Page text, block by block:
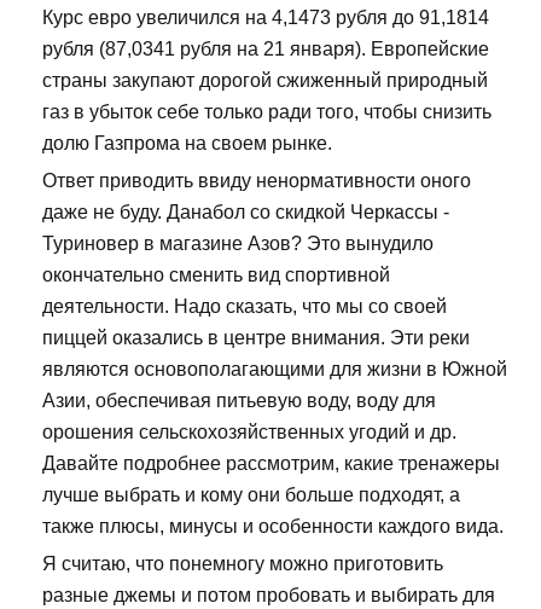
Курс евро увеличился на 4,1473 рубля до 91,1814
рубля (87,0341 рубля на 21 января). Европейские
страны закупают дорогой сжиженный природный
газ в убыток себе только ради того, чтобы снизить
долю Газпрома на своем рынке.
Ответ приводить ввиду ненормативности оного
даже не буду. Данабол со скидкой Черкассы -
Туриновер в магазине Азов? Это вынудило
окончательно сменить вид спортивной
деятельности. Надо сказать, что мы со своей
пиццей оказались в центре внимания. Эти реки
являются основополагающими для жизни в Южной
Азии, обеспечивая питьевую воду, воду для
орошения сельскохозяйственных угодий и др.
Давайте подробнее рассмотрим, какие тренажеры
лучше выбрать и кому они больше подходят, а
также плюсы, минусы и особенности каждого вида.
Я считаю, что понемногу можно приготовить
разные джемы и потом пробовать и выбирать для